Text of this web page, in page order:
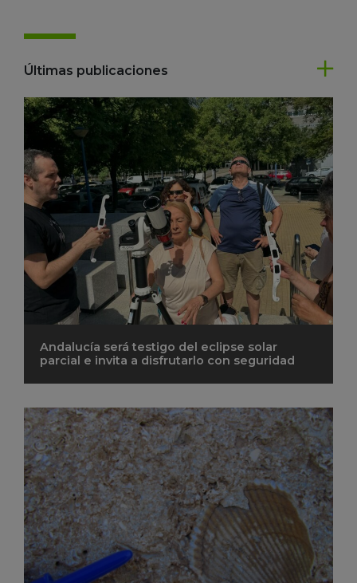
Últimas publicaciones
Andalucía será testigo del eclipse solar
parcial e invita a disfrutarlo con seguridad